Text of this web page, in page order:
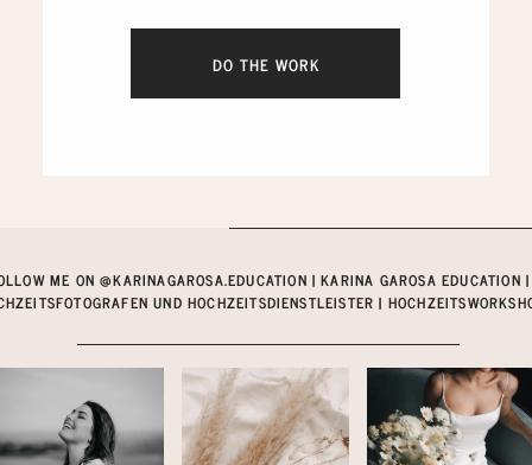
DO THE WORK
ME ON @KARINAGAROSA.EDUCATION | KARINA GAROSA
UND HOCHZEITSDIENSTLEISTER |